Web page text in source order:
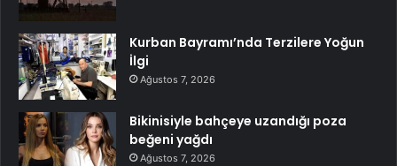
Kurban Bayramı’nda Terzilere Yoğun
İlgi
Ağustos 7, 2026
Bikinisiyle bahçeye uzandığı poza
beğeni yağdı
Ağustos 7, 2026